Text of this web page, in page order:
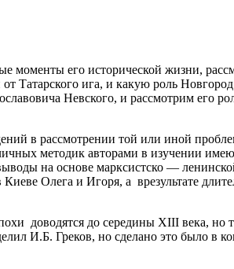
его исторической жизни,
Татарского ига, и какую роль
Невского, и рассмотрим его
в рассмотрении той или иной
методик авторами в изучении
на основе марксистско —
Олега и Игоря, а врезультате
доводятся до середины XIII века, но
И.Б. Греков, но сделано это было в